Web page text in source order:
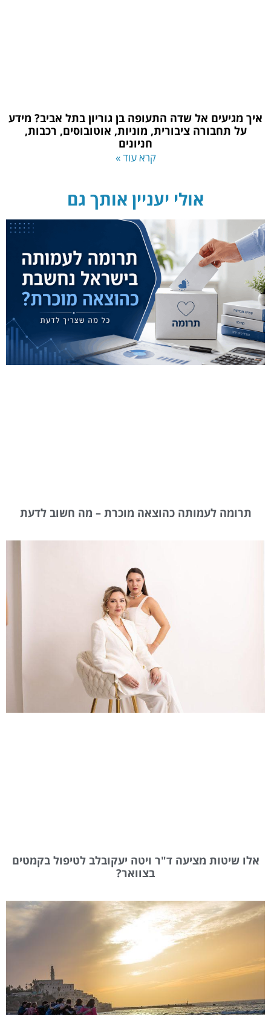
איך מגיעים אל שדה התעופה בן גוריון בתל אביב? מידע
על תחבורה ציבורית, מוניות, אוטובוסים, רכבות,
חניונים
קרא עוד »
אולי יעניין אותך גם
תרומה לעמותה כהוצאה מוכרת – מה חשוב לדעת
אלו שיטות מציעה ד"ר ויטה יעקובלב לטיפול בקמטים
בצוואר?